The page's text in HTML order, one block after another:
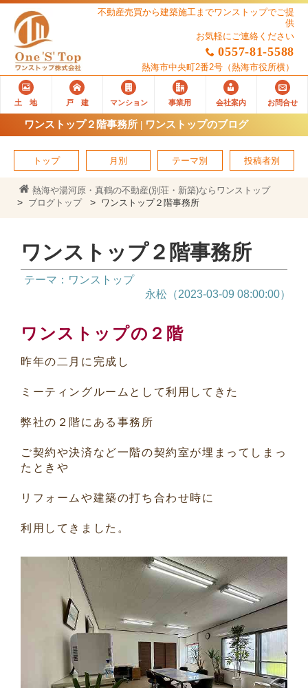
不動産売買から建築施工までワンストップでご提
供
お気軽にご連絡ください
0557-81-5588
熱海市中央町2番2号 （熱海市役所横）
土 地 戸 建 マンション 事業用 会社案内 お問合せ
ワンストップ２階事務所 | ワンストップのブログ
トップ 月別 テーマ別 投稿者別
熱海や湯河原・真鶴の不動産(別荘・新築)ならワンストップ
ブログトップ
ワンストップ２階事務所
ワンストップ２階事務所
テーマ：ワンストップ
永松（2023-03-09 08:00:00）
ワンストップの２階
昨年の二月に完成し
ミーティングルームとして利用してきた
弊社の２階にある事務所
ご契約や決済など一階の契約室が埋まってしまっ
たときや
リフォームや建築の打ち合わせ時に
利用してきました。